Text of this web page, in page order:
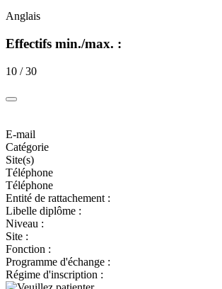
Anglais
Effectifs min./max. :
10 / 30
E-mail
Catégorie
Site(s)
Téléphone
Téléphone
Entité de rattachement :
Libelle diplôme :
Niveau :
Site :
Fonction :
Programme d'échange :
Régime d'inscription :